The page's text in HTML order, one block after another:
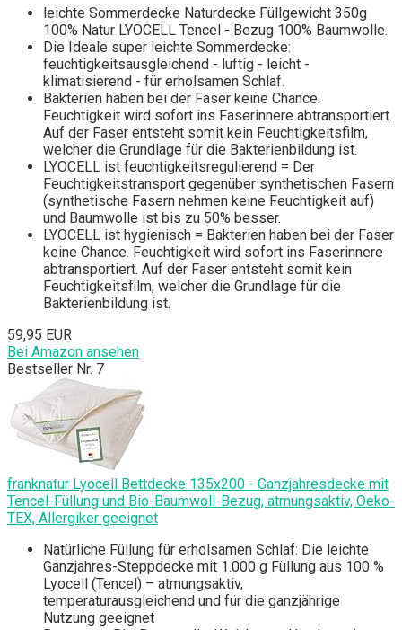
leichte Sommerdecke Naturdecke Füllgewicht 350g
100% Natur LYOCELL Tencel - Bezug 100% Baumwolle.
Die Ideale super leichte Sommerdecke:
feuchtigkeitsausgleichend - luftig - leicht -
klimatisierend - für erholsamen Schlaf.
Bakterien haben bei der Faser keine Chance.
Feuchtigkeit wird sofort ins Faserinnere abtransportiert.
Auf der Faser entsteht somit kein Feuchtigkeitsfilm,
welcher die Grundlage für die Bakterienbildung ist.
LYOCELL ist feuchtigkeitsregulierend = Der
Feuchtigkeitstransport gegenüber synthetischen Fasern
(synthetische Fasern nehmen keine Feuchtigkeit auf)
und Baumwolle ist bis zu 50% besser.
LYOCELL ist hygienisch = Bakterien haben bei der Faser
keine Chance. Feuchtigkeit wird sofort ins Faserinnere
abtransportiert. Auf der Faser entsteht somit kein
Feuchtigkeitsfilm, welcher die Grundlage für die
Bakterienbildung ist.
59,95 EUR
Bei Amazon ansehen
Bestseller Nr. 7
franknatur Lyocell Bettdecke 135x200 - Ganzjahresdecke mit
Tencel-Füllung und Bio-Baumwoll-Bezug, atmungsaktiv, Oeko-
TEX, Allergiker geeignet
Natürliche Füllung für erholsamen Schlaf: Die leichte
Ganzjahres-Steppdecke mit 1.000 g Füllung aus 100 %
Lyocell (Tencel) – atmungsaktiv,
temperaturausgleichend und für die ganzjährige
Nutzung geeignet